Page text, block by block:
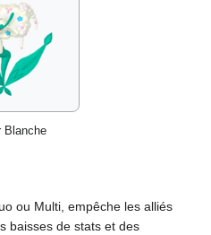
Blanche
ou Multi, empêche les alliés
baisses de stats et des